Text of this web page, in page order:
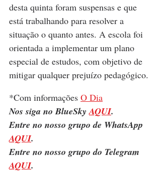
desta quinta foram suspensas e que
está trabalhando para resolver a
situação o quanto antes. A escola foi
orientada a implementar um plano
especial de estudos, com objetivo de
mitigar qualquer prejuízo pedagógico.
*Com informações O Dia
Nos siga no BlueSky AQUI.
Entre no nosso grupo de WhatsApp
AQUI.
Entre no nosso grupo do Telegram
AQUI.